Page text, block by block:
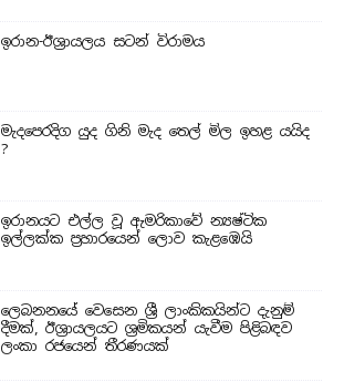
ඉරාන-ඊශ්‍රායලය සටන් විරාමය
මැදපෙරදිග යුද ගිනි මැද තෙල් මිල ඉහළ යයිද
?
ඉරානයට එල්ල වූ ඇමරිකාවේ න්‍යෂ්ටික
ඉල්ලක්ක ප්‍රහාරයෙන් ලොව කැළඹෙයි
ලෙබනනයේ වෙසෙන ශ්‍රී ලාංකිකයින්ට දැනුම්
දීමක්, ඊශ්‍රායලයට ශ්‍රමිකයන් යැවීම පිළිබඳව
ලංකා රජයෙන් තීරණයක්